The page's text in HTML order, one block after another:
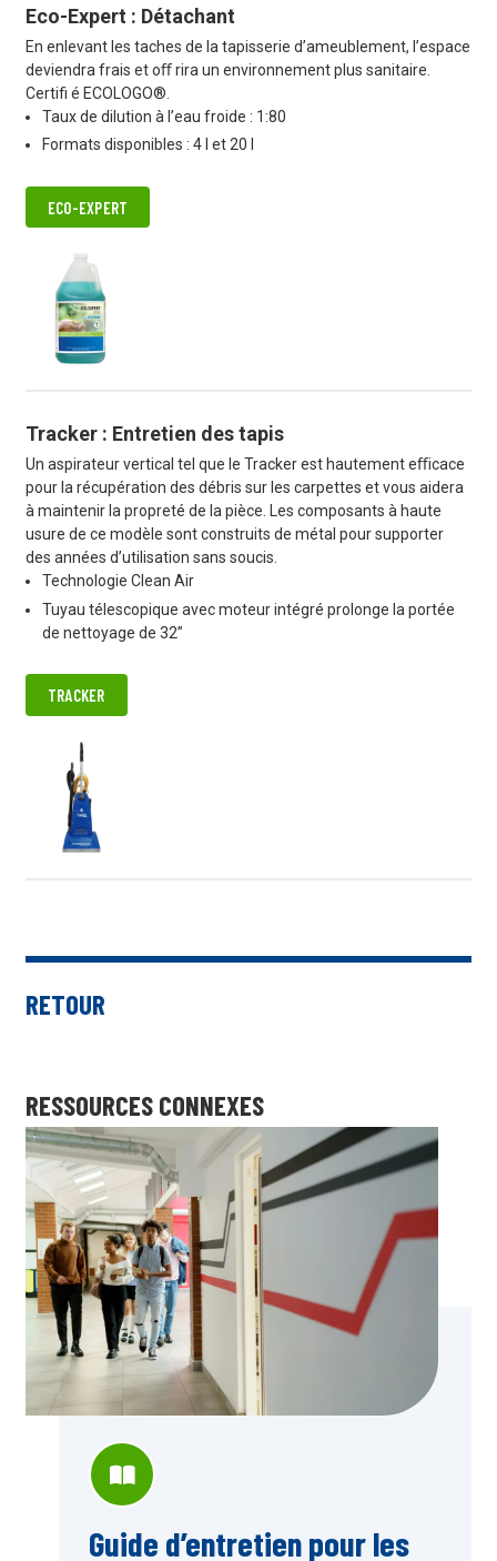
Eco-Expert : Détachant
En enlevant les taches de la tapisserie d’ameublement, l’espace
deviendra frais et oﬀ rira un environnement plus sanitaire.
Certifi é ECOLOGO®.
Taux de dilution à l’eau froide : 1:80
Formats disponibles : 4 l et 20 l
ECO-EXPERT
Tracker : Entretien des tapis
Un aspirateur vertical tel que le Tracker est hautement eﬃcace
pour la récupération des débris sur les carpettes et vous aidera
à maintenir la propreté de la pièce. Les composants à haute
usure de ce modèle sont construits de métal pour supporter
des années d’utilisation sans soucis.
Technologie Clean Air
Tuyau télescopique avec moteur intégré prolonge la portée
de nettoyage de 32”
TRACKER
RETOUR
RESSOURCES CONNEXES
Guide d’entretien pour les